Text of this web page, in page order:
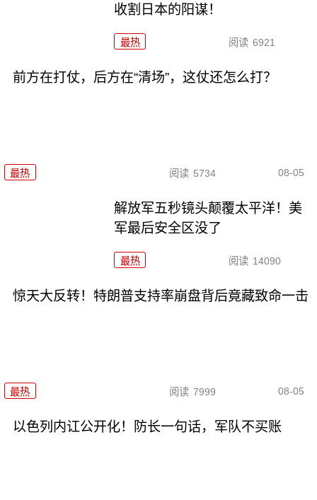
收割日本的阳谋！
最热 阅读 6921
前方在打仗，后方在“清场”，这仗还怎么打？
最热 阅读 5734 08-05
解放军五秒镜头颠覆太平洋！美
军最后安全区没了
最热 阅读 14090
惊天大反转！特朗普支持率崩盘背后竟藏致命一击
最热 阅读 7999 08-05
以色列内讧公开化！防长一句话，军队不买账